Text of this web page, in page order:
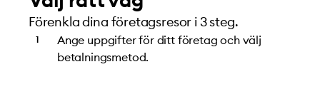
Förenkla dina företagsresor i 3 steg.
Ange uppgifter för ditt företag och välj
betalningsmetod.